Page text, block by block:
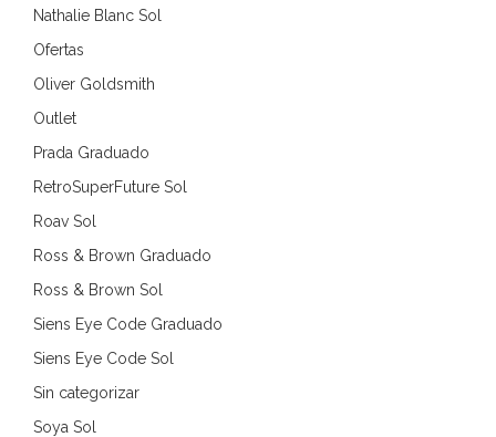
Nathalie Blanc Sol
Ofertas
Oliver Goldsmith
Outlet
Prada Graduado
RetroSuperFuture Sol
Roav Sol
Ross & Brown Graduado
Ross & Brown Sol
Siens Eye Code Graduado
Siens Eye Code Sol
Sin categorizar
Soya Sol